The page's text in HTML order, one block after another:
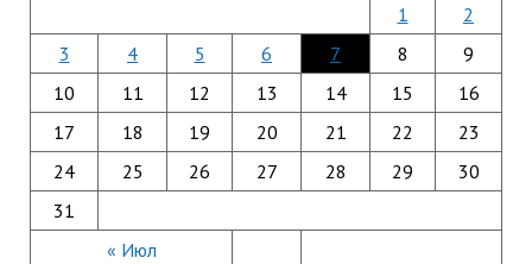
« Июл
1
2
3
4 5 6 7 8
9
10
11 12 13 14 15
16
17
18 19 20 21 22
23
24
25 26 27 28 29
30
31